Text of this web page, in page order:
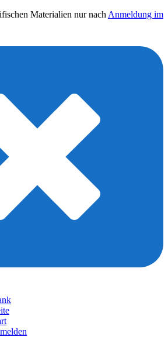
Materialien nur nach Anmeldung im